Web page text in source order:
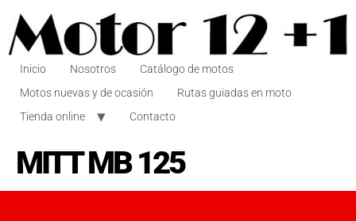
Inicio Nosotros
Catálogo de motos
Motos nuevas y de ocasión
Rutas guiadas en moto
Tienda online
Contacto
MITT MB 125